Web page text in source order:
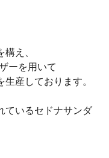
え、
ーを用いて
産しております。
ているセドナサンダ